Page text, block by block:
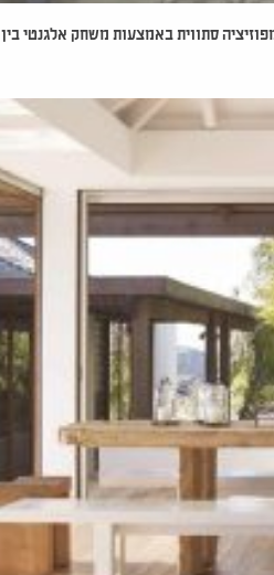
סתווית באמצעות משחק אלגנטי בין